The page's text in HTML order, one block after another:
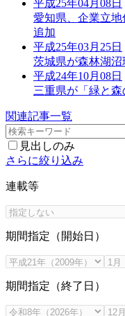
平成25年04月08日
愛知県、企業立
追加
平成25年03月25日
茨城県が森林湖
平成24年10月08日
三重県が「緑と
関連記事一覧
見出しのみ
さらに絞り込み
連載等
期間指定（開始日）
期間指定（終了日）